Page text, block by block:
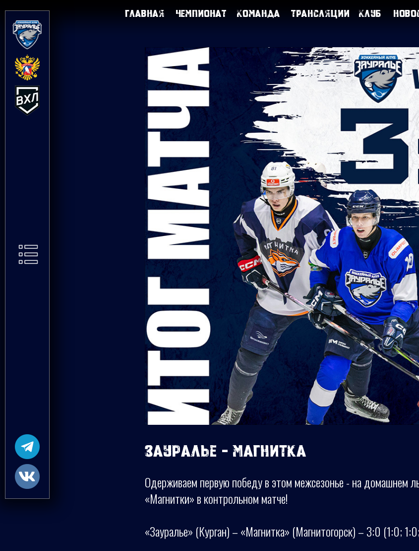
Главная Чемпионат Команда Трансляции Клуб
Зауралье - Магнитка
Одерживаем первую победу в этом межсезонье - на домашнем
«Магнитки» в контрольном матче!
«Зауралье» (Курган) – «Магнитка» (Магнитогорск) – 3:0 (1:0;